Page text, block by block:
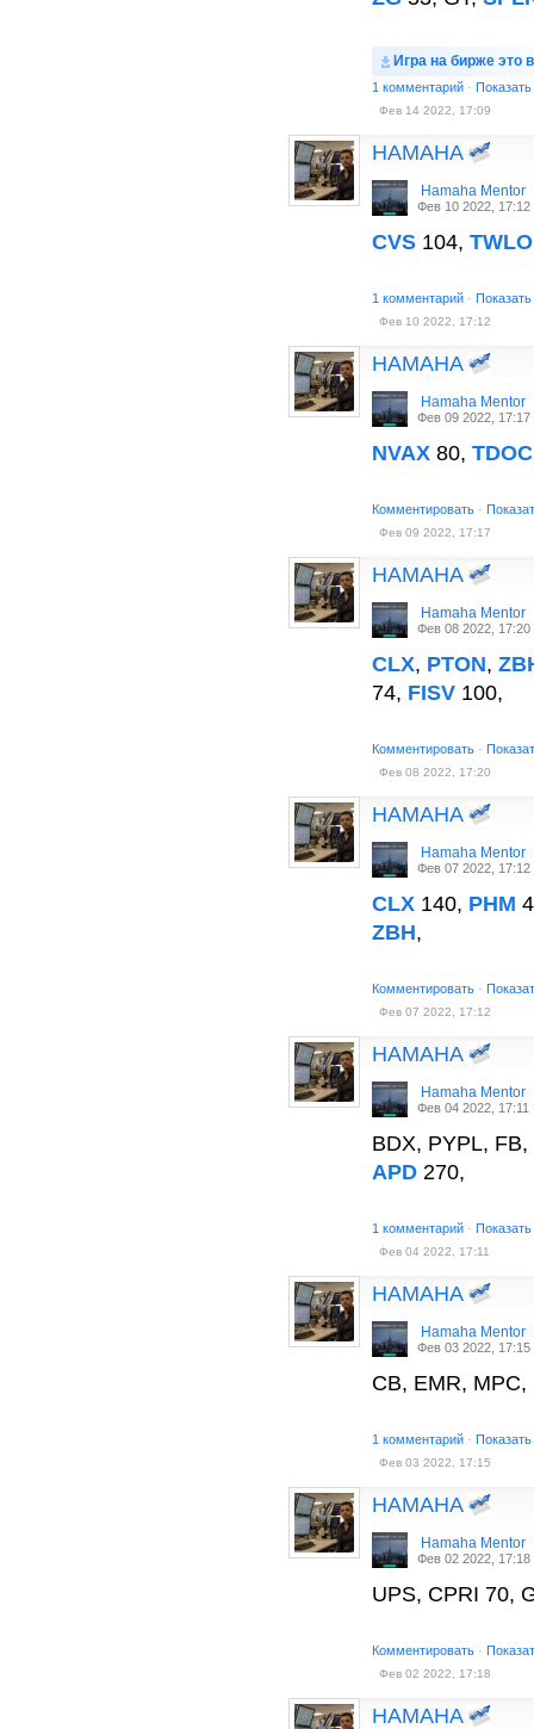
Игра на бирже это
1 комментарий ·
Фев 14 2022, 17:09
HAMAHA
Hamaha Mentor
Фев 10 2022, 17:12
CVS 104, TWLO
1 комментарий ·
Фев 10 2022, 17:12
HAMAHA
Hamaha Mentor
Фев 09 2022, 17:17
NVAX 80, TDOC
Комментировать ·
Фев 09 2022, 17:17
HAMAHA
Hamaha Mentor
Фев 08 2022, 17:20
CLX, PTON,
74, FISV 100,
Комментировать ·
Фев 08 2022, 17:20
HAMAHA
Hamaha Mentor
Фев 07 2022, 17:12
CLX 140, PHM
ZBH,
Комментировать ·
Фев 07 2022, 17:12
HAMAHA
Hamaha Mentor
Фев 04 2022, 17:11
BDX, PYPL,
APD 270,
1 комментарий ·
Фев 04 2022, 17:11
HAMAHA
Hamaha Mentor
Фев 03 2022, 17:15
CB, EMR,
1 комментарий ·
Фев 03 2022, 17:15
HAMAHA
Hamaha Mentor
Фев 02 2022, 17:18
UPS, CPRI 70,
Комментировать ·
Фев 02 2022, 17:18
HAMAHA